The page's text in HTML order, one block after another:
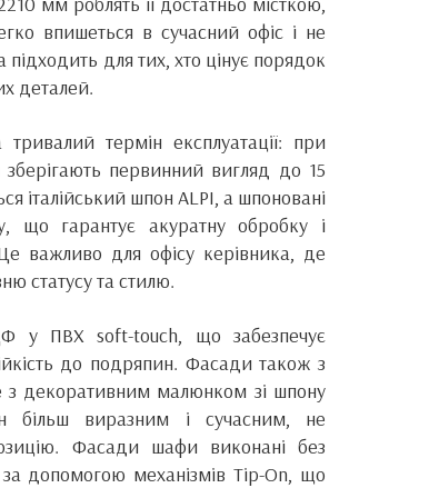
впишеться в сучасний офіс і не
для тих, хто цінує порядок
деталей.
термін експлуатації: при
первинний вигляд до 15
італійський шпон ALPI, а шпоновані
що гарантує акуратну обробку і
важливо для офісу керівника, де
статусу та стилю.
у ПВХ soft-touch, що забезпечує
до подряпин. Фасади також з
декоративним малюнком зі шпону
більш виразним і сучасним, не
Фасади шафи виконані без
за допомогою механізмів Tip-On, що